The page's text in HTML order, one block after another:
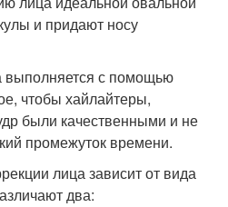
и придают носу
выполняется с помощью
чтобы хайлайтеры,
были качественными и не
промежуток времени.
лица зависит от вида
два: